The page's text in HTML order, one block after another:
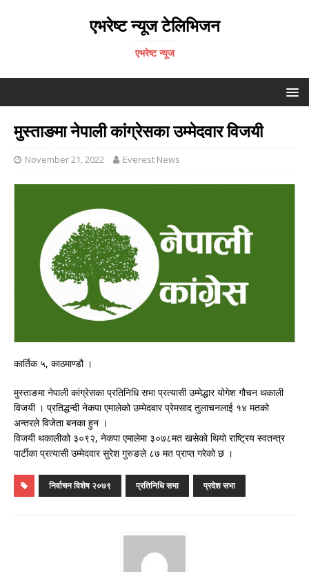
एभरेष्ट न्यूज टेलिभिजन
एभरेष्ट न्यूज
मुस्ताङमा नेपाली कांग्रेसका उम्मेदवार विजयी
November 21, 2022 Everest News
कार्तिक ५, काठमाण्डौ ।
मुस्ताङमा नेपाली कांग्रेसका प्रतिनिधि सभा प्रत्यासी उम्मेद्धार योगेश गौचन थकाली
विजयी । प्रतिद्धन्दी नेकपा एमालेको उम्मेदवार प्रेमसाद तुलाचनलाई १४ मतको
अन्तरले विजेता बनका हुन ।
विजयी थकालीको ३०९२, नेकपा एमालेमा ३०७८मत खसेको थियो राष्ट्रिय स्वतन्त्र
पार्टीका प्रत्यासी उम्मेदवार सुरेश गुरुङले ८७ मत प्राप्त गरेको छ ।
निर्वाचन विशेष २०७९ प्रतिनिधि सभा प्रदेश सभा